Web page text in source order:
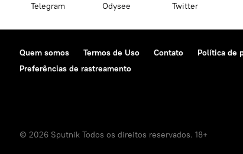
Telegram Odysee Twitter
Quem somos Termos de Uso Contato Política de
Preferências de rastreamento
© 2026 Sputnik Todos os direitos reservados. 18+